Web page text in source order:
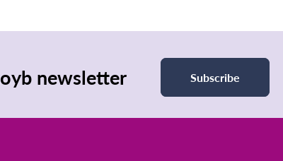
newsletter Subscribe